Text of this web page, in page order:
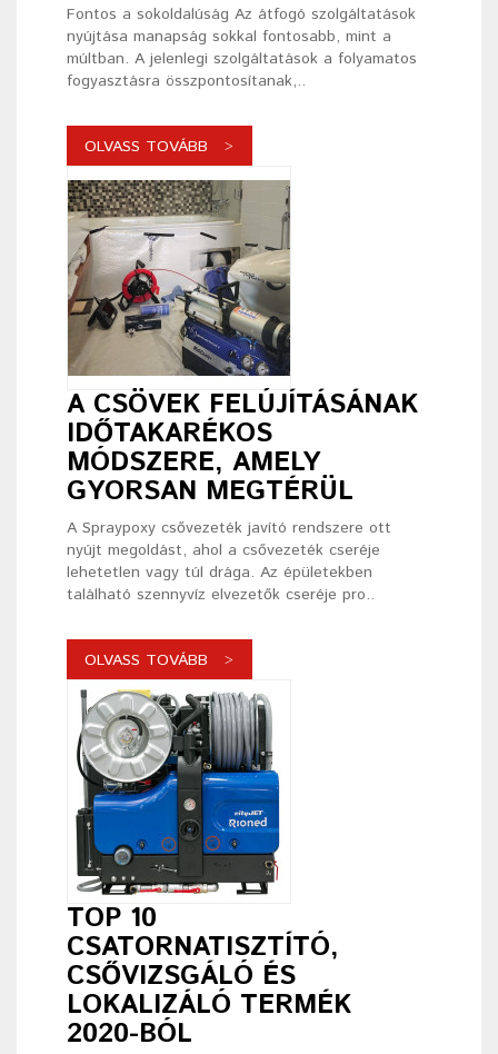
Fontos a sokoldalúság Az átfogó szolgáltatások
nyújtása manapság sokkal fontosabb, mint a
múltban. A jelenlegi szolgáltatások a folyamatos
fogyasztásra összpontosítanak,..
OLVASS TOVÁBB
A CSÖVEK FELÚJÍTÁSÁNAK
IDŐTAKARÉKOS
MÓDSZERE, AMELY
GYORSAN MEGTÉRÜL
A Spraypoxy csővezeték javító rendszere ott
nyújt megoldást, ahol a csővezeték cseréje
lehetetlen vagy túl drága. Az épületekben
található szennyvíz elvezetők cseréje pro..
OLVASS TOVÁBB
TOP 10
CSATORNATISZTÍTÓ,
CSŐVIZSGÁLÓ ÉS
LOKALIZÁLÓ TERMÉK
2020-BÓL